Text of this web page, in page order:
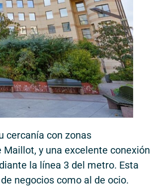
cercanía con zonas
y una excelente conexión
la línea 3 del metro. Esta
negocios como al de ocio.